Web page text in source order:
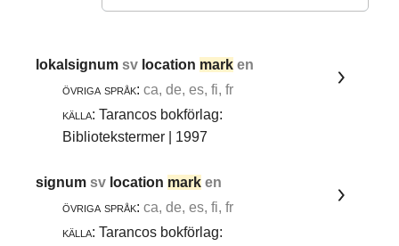
lokalsignumsv location mark en
övriga språk: ca, de, es, fi, fr
källa: Tarancos bokförlag:
Bibliotekstermer | 1997
signumsv location mark en
övriga språk: ca, de, es, fi, fr
källa: Tarancos bokförlag: